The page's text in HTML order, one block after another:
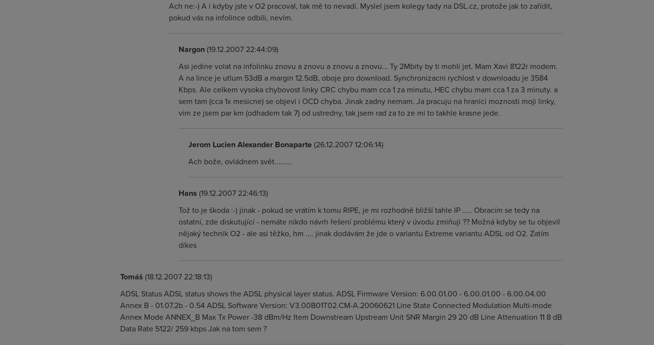
Ach ne:-) A i kdyby jste v O2 pracoval, tak mě to nevadí. Myslel jsem kolegy tady na DSL.cz, protože jak to zařídit,
pokud vás na infolince odbili, nevím.
Nargon(19.12.2007 22:44:09)
Asi jedine volat na infolinku znovu a znovu a znovu a znovu... Ty 2Mbity by ti mohli jet. Mam Xavi 8122r modem.
A na lince je utlum 53dB a margin 12.5dB, oboje pro download. Synchronizacni rychlost v downloadu je 3584
Kbps. Ale celkem vysoka chybovost linky CRC chybu mam cca 1 za minutu, HEC chybu mam cca 1 za 3 minuty. a
sem tam (cca 1x mesicne) se objevi i OCD chyba. Jinak zadny nemam. Ja pracuju na hranici moznosti moji linky,
vim ze jsem par km (odhadem tak 7) od ustredny, tak jsem rad za to ze mi to takhle krasne jede.
Jerom Lucien Alexander Bonaparte(26.12.2007 12:06:14)
Ach bože, ovládnem svět.........
Hans (19.12.2007 22:46:13)
Tož to je škoda :-) jinak - pokud se vrátím k tomu RIPE, je mi rozhodně bližší tahle IP ..... Obracím se tedy na
ostatní, zde diskutující - nemáte nikdo návrh řešení problému který v úvodu zmiňuji ?? Možná kdyby se tu objevil
nějaký technik O2 - ale asi těžko, hm .... jinak dodávám že jde o variantu Extreme variantu ADSL od O2. Zatím
díkes
Tomáš (18.12.2007 22:18:13)
ADSL Status ADSL status shows the ADSL physical layer status. ADSL Firmware Version: 6.00.01.00 - 6.00.01.00 - 6.00.04.00
Annex B - 01.07.2b - 0.54 ADSL Software Version: V3.00B01T02.CM-A.20060621 Line State Connected Modulation Multi-mode
Annex Mode ANNEX_B Max Tx Power -38 dBm/Hz Item Downstream Upstream Unit SNR Margin 29 20 dB Line Attenuation 11 8 dB
Data Rate 5122/ 259 kbps Jak na tom sem ?